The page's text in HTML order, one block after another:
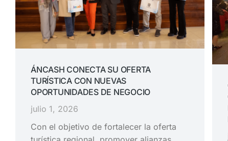
ÁNCASH CONECTA SU OFERTA
TURÍSTICA CON NUEVAS
OPORTUNIDADES DE NEGOCIO
julio 1, 2026
Con el objetivo de fortalecer la oferta